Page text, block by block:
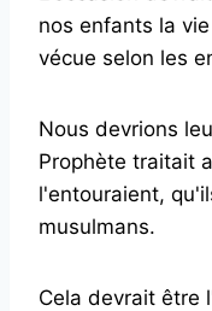
nos enfants la
vécue selon les
Nous devrions
Prophète traitait
l'entouraient,
musulmans.
Cela devrait être